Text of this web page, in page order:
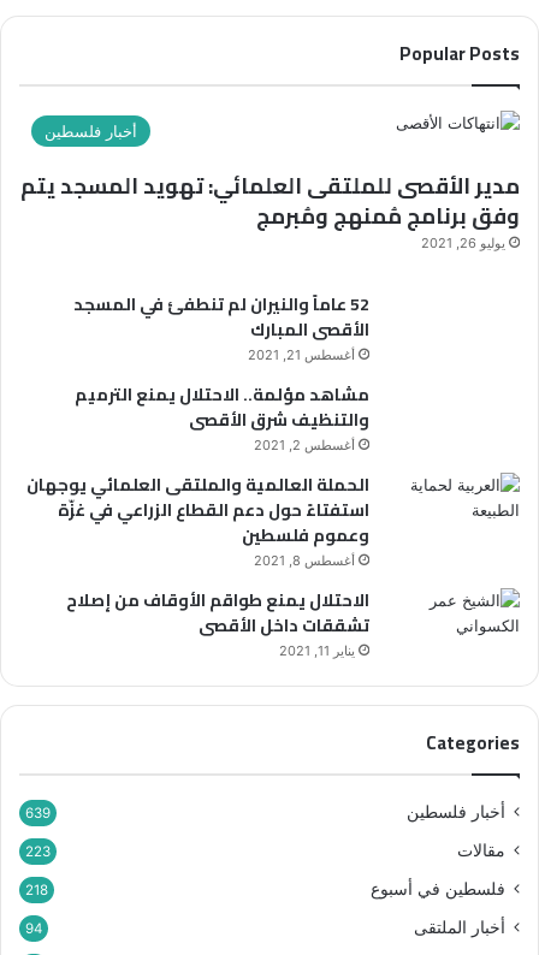
Popular Posts
أخبار فلسطين
مدير الأقصى للملتقى العلمائي: تهويد المسجد يتم
وفق برنامج مُمنهج ومُبرمج
يوليو 26, 2021
52 عاماً والنيران لم تنطفئ في المسجد
الأقصى المبارك
أغسطس 21, 2021
مشاهد مؤلمة.. الاحتلال يمنع الترميم
والتنظيف شرق الأقصى
أغسطس 2, 2021
الحملة العالمية والملتقى العلمائي يوجهان
استفتاءً حول دعم القطاع الزراعي في غزّة
وعموم فلسطين
أغسطس 8, 2021
الاحتلال يمنع طواقم الأوقاف من إصلاح
تشققات داخل الأقصى
يناير 11, 2021
Categories
أخبار فلسطين 639
مقالات 223
فلسطين في أسبوع 218
أخبار الملتقى 94